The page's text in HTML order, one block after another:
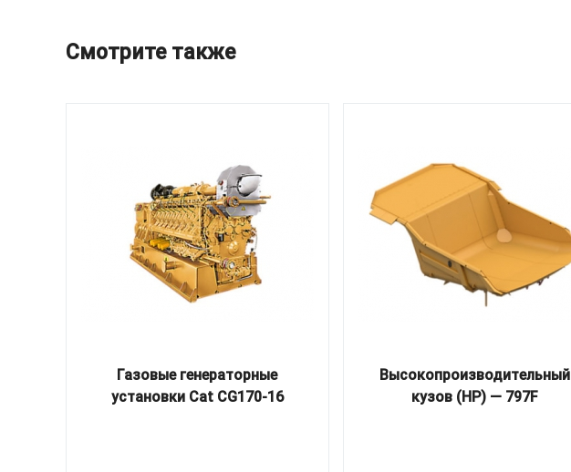
Смотрите также
Газовые генераторные
установки Cat CG170-16
Высокопроизводительный
кузов (HP) — 797F